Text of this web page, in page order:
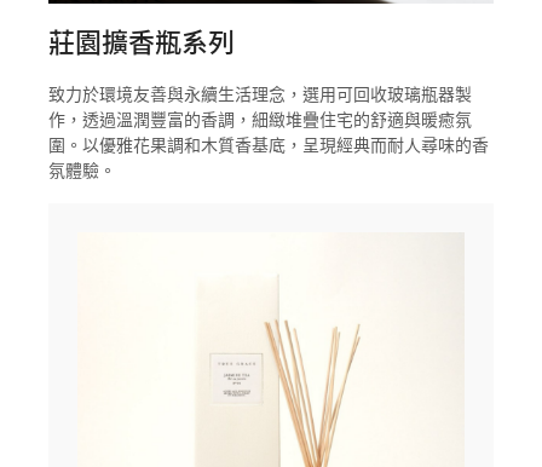
莊園擴香瓶系列
致力於環境友善與永續生活理念，選用可回收玻璃瓶器製
作，透過溫潤豐富的香調，細緻堆疊住宅的舒適與暖癒氛
圍。以優雅花果調和木質香基底，呈現經典而耐人尋味的香
氛體驗。